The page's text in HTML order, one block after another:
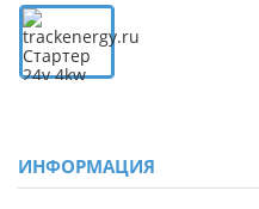
ИНФОРМАЦИЯ